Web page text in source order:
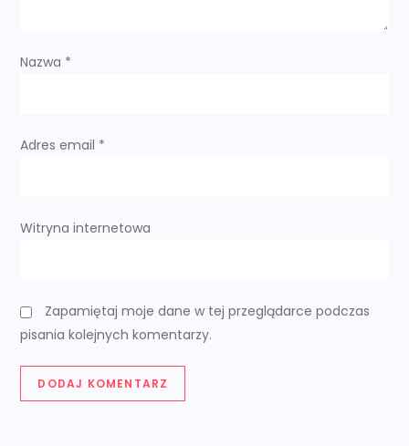
s
Nazwa *
Adres email *
Witryna internetowa
Zapamiętaj moje dane w tej przeglądarce podczas
pisania kolejnych komentarzy.